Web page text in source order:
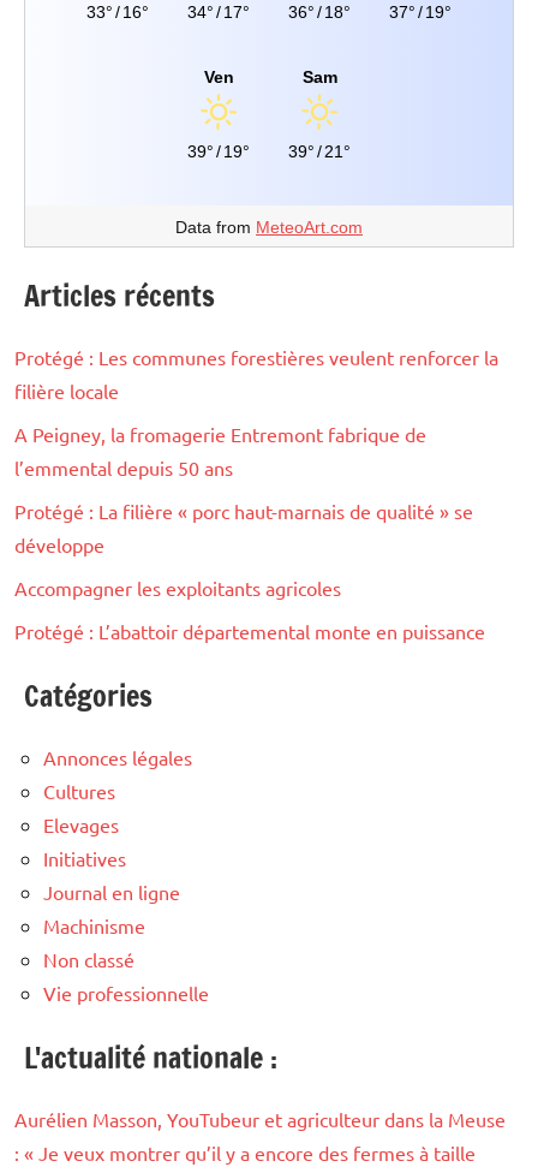
33°/16° 34°/17° 36°/18° 37°/19°
Ven
39°/19°
Sam
39°/21°
Data from MeteoArt.com
Articles récents
Protégé : Les communes forestières veulent renforcer la
filière locale
A Peigney, la fromagerie Entremont fabrique de
l’emmental depuis 50 ans
Protégé : La filière « porc haut-marnais de qualité » se
développe
Accompagner les exploitants agricoles
Protégé : L’abattoir départemental monte en puissance
Catégories
Annonces légales
Cultures
Elevages
Initiatives
Journal en ligne
Machinisme
Non classé
Vie professionnelle
L'actualité nationale :
Aurélien Masson, YouTubeur et agriculteur dans la Meuse
: « Je veux montrer qu’il y a encore des fermes à taille